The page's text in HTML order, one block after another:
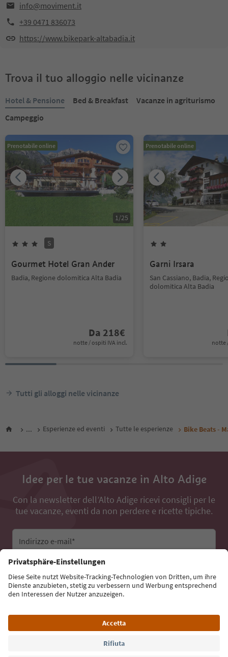
info@moviment.it
+39 0471 836073
https://www.bikepark-altabadia.it
Trova il tuo alloggio nelle vicinanze
Hotel & Pensione Bed & Breakfast
Vacanze in agriturismo
Campeggio
Prenotabile online
1/25
S
Gourmet Hotel Gran Ander
Badia, Regione dolomitica Alta Badia
Da 218€
notte / ospiti IVA incl.
Prenotabile online
Garni Irsara
San Cassiano, Badia,
dolomitica Alta Badia
notte
Tutti gli alloggi nelle vicinanze
... Esperienze ed eventi Tutte le esperienze Bike Beats -
Idee per le tue vacanze in Alto Adige
Con la newsletter dell’Alto Adige ricevi consigli per le
tue vacanze, eventi da non perdere e ricette tipiche.
Indirizzo e-mail*
Iscriviti alla newsletter